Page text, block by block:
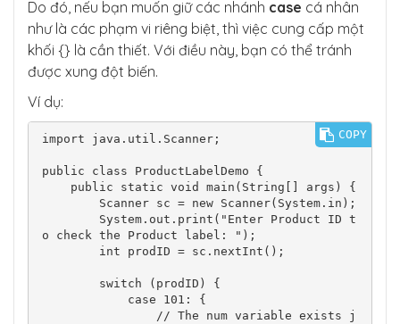
Do đó, nếu bạn muốn giữ các nhánh case cá nhân
như là các phạm vi riêng biệt, thì việc cung cấp một
khối {} là cần thiết. Với điều này, bạn có thể tránh
được xung đột biến.
Ví dụ:
import java.util.Scanner;
public class ProductLabelDemo {
o check the Product label: ");
COPY